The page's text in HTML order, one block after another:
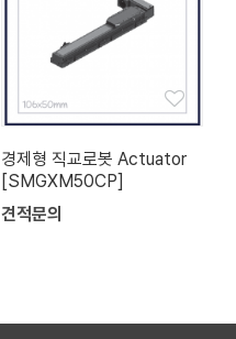
경제형 직교로봇 Actuator
[SMGXM50CP]
견적문의